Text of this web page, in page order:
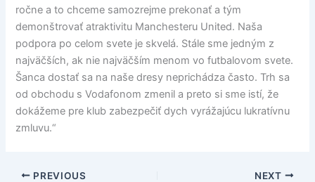
ročne a to chceme samozrejme prekonať a tým
demonštrovať atraktivitu Manchesteru United. Naša
podpora po celom svete je skvelá. Stále sme jedným z
najväčších, ak nie najväčším menom vo futbalovom svete.
Šanca dostať sa na naše dresy neprichádza často. Trh sa
od obchodu s Vodafonom zmenil a preto si sme istí, že
dokážeme pre klub zabezpečiť dych vyrážajúcu lukratívnu
zmluvu.“
PREVIOUS NEXT